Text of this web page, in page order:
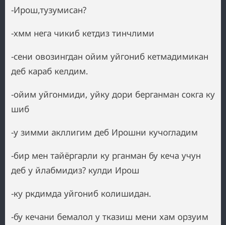
-Ирош,тузумисан?
-хмм нега чикиб кетдиз тинчлими
-сени овозингдан ойим уйгониб кетмадимикан
деб караб келдим.
-ойим уйгонмиди, уйку дори берганман сокга ку
шиб
-у зимми акллигим деб Ирошни кучогладим
-бир мен тайёргарли ку рганман бу кеча учун
деб у йлабмидиз? кулди Ирош
-ку ркдимда уйгониб колишидан.
-бу кечани бемалол у тказиш мени хам орзуим